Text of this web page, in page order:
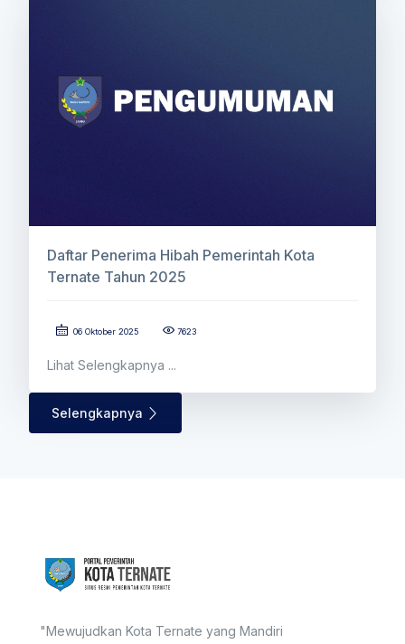
Daftar Penerima Hibah Pemerintah Kota
Ternate Tahun 2025
06 Oktober 2025 7623
Lihat Selengkapnya ...
Selengkapnya
"Mewujudkan Kota Ternate yang Mandiri